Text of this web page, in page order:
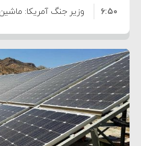
نشده است
وزیر جنگ آمریکا:
نظامی علیه ایران است
۶:۵۰
موافقت ترامپ با لغو
۶:۲۱
هشدار عراقچی به همتای
آمریکا
۲:۱۵
مقام ارشد امنیتی:
دیوانگی آمریکا داریم
۷:۱۰
ترامپ دستور حملات
۵:۴۵
سپاه: دو نفتکش متخلف
متوقف شدند
۱۲:۵۹
ترامپ مدعی توافق
۸:۵۷